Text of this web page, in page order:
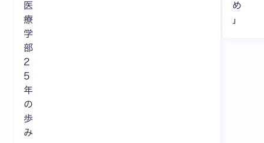
医
療
学
部
2
5
年
の
歩
み
め
」